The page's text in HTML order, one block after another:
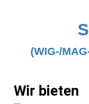
(WIG-/
Wir bieten